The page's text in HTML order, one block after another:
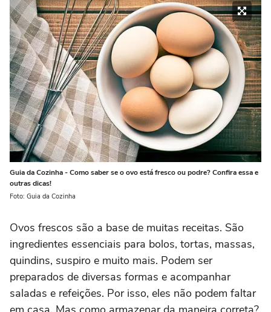
Guia da Cozinha - Como saber se o ovo está fresco ou podre? Confira essa e
outras dicas!
Foto: Guia da Cozinha
Ovos frescos são a base de muitas receitas. São
ingredientes essenciais para bolos, tortas, massas,
quindins, suspiro e muito mais. Podem ser
preparados de diversas formas e acompanhar
saladas e refeições. Por isso, eles não podem faltar